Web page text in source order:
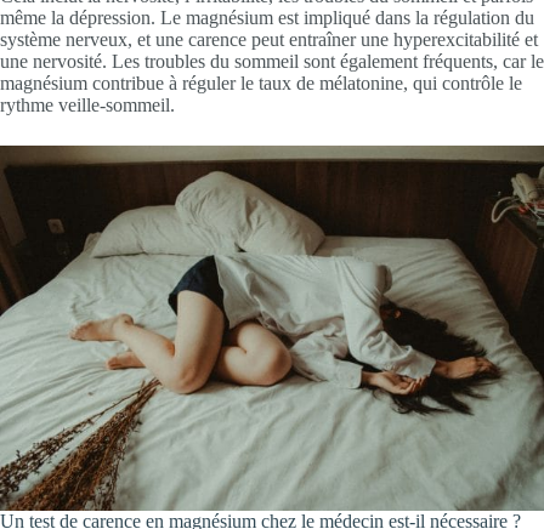
même la dépression. Le magnésium est impliqué dans la régulation du
système nerveux, et une carence peut entraîner une hyperexcitabilité et
une nervosité. Les troubles du sommeil sont également fréquents, car le
magnésium contribue à réguler le taux de mélatonine, qui contrôle le
rythme veille-sommeil.
Un test de carence en magnésium chez le médecin est-il nécessaire ?